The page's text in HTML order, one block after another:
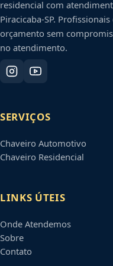
residencial com
Piracicaba-SP.
orçamento sem
no atendimento.
SERVIÇOS
Chaveiro Automotivo
Chaveiro Residencial
LINKS ÚTEIS
Onde Atendemos
Sobre
Contato